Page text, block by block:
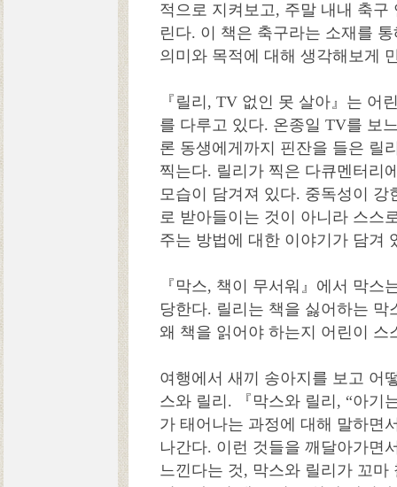
적으로 지켜보고, 주말 내내 축
린다. 이 책은 축구라는 소재를
의미와 목적에 대해 생각해보게
『릴리, TV 없인 못 살아』는 어
를 다루고 있다. 온종일 TV를 보
론 동생에게까지 핀잔을 들은 릴
찍는다. 릴리가 찍은 다큐멘터리
모습이 담겨져 있다. 중독성이
로 받아들이는 것이 아니라 스스
주는 방법에 대한 이야기가 담겨
『막스, 책이 무서워』에서 막
당한다. 릴리는 책을 싫어하는
왜 책을 읽어야 하는지 어린이
여행에서 새끼 송아지를 보고 어
스와 릴리. 『막스와 릴리, “아기
가 태어나는 과정에 대해 말하면
나간다. 이런 것들을 깨달아가면
느낀다는 것, 막스와 릴리가 꼬